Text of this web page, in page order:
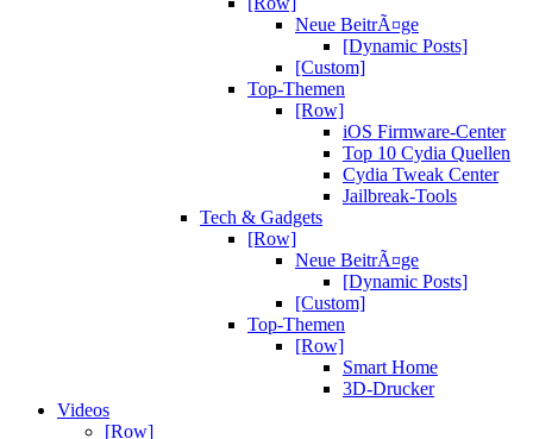
Neue BeitrÃ¤ge
[Dynamic Posts]
[Custom]
Top-Themen
[Row]
iOS Firmware-Center
Top 10 Cydia Quellen
Cydia Tweak Center
Jailbreak-Tools
Tech & Gadgets
[Row]
Neue BeitrÃ¤ge
[Dynamic Posts]
[Custom]
Top-Themen
[Row]
Smart Home
3D-Drucker
Videos
[Row]